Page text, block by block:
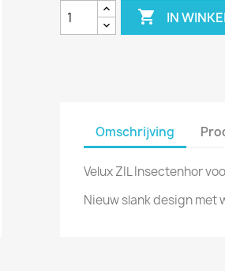
 IN
Omschrijving
Velux ZIL Insectenhor
Nieuw slank design